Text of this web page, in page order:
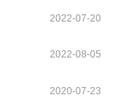
2022-07-20
2022-08-05
2020-07-23